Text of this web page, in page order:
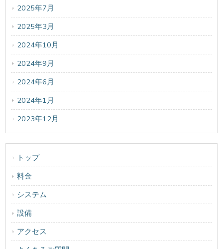
2025年7月
2025年3月
2024年10月
2024年9月
2024年6月
2024年1月
2023年12月
トップ
料金
システム
設備
アクセス